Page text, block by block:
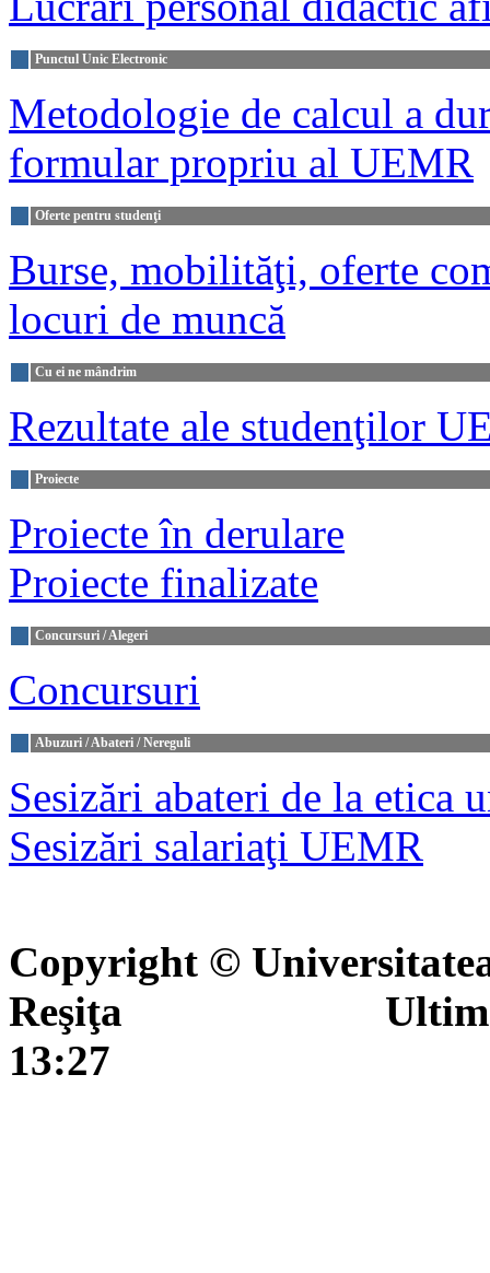
Punctul Unic Electronic
Metodologie de calcul a
formular propriu al UEMR
Oferte pentru studenţi
Burse, mobilităţi, oferte
locuri de muncă
Cu ei ne mândrim
Rezultate ale studenţilor
Proiecte
Proiecte în derulare
Proiecte finalizate
Concursuri / Alegeri
Concursuri
Abuzuri / Abateri / Nereguli
Sesizări abateri de la etica
Sesizări salariaţi UEMR
Copyright ©
Reşiţa Ultima
13:27